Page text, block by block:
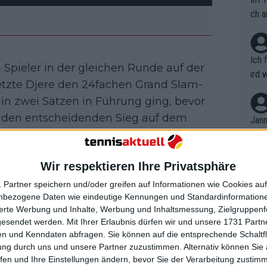
Wir respektieren Ihre Privatsphäre
Partner speichern und/oder greifen auf Informationen wie Cookies
Daten wie eindeutige Kennungen und
Werbung und Inhalte, Werbung und Inhaltsmessung,
werden. Mit Ihrer Erlaubnis dürfen wir und unsere 1731
und Kenndaten abfragen. Sie können auf die entsprechende
durch uns und unsere Partner zuzustimmen. Alternativ können Sie
und Ihre Einstellungen ändern, bevor Sie der Verarbeitung
in der gleichen Runde auf der
Djere den 24fachen Grand Slam-
zwei Sätzen in Führung ging, bevor
entscheidenden Sieg auf dem
Halle des Arthur-Ashe-Stadions
Breakchancen, vor allem im
während Djere (Nr. 118 der Welt)
jedoch darauf ankam, konnte
5:4-Führung durchbrechen und den
das, obwohl Djokovic mit seinem
brachte nur 44 % der Bälle ins Feld,
ch
Ich
ird
r in
em
t,
B.
on
n
nt.